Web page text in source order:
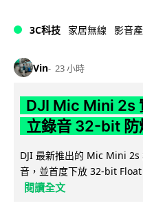
3C科技 家居無線 影音
Vin 23 小時
DJI Mic Mini 2s
立錄音 32-bit 防
DJI 最新推出的 Mic Mini 2s
音，並首度下放 32-bit
閱讀全文